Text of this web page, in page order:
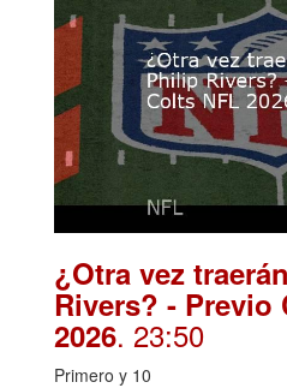
¿Otra vez
Rivers? - Previo
2026. 23:50
Primero y 10